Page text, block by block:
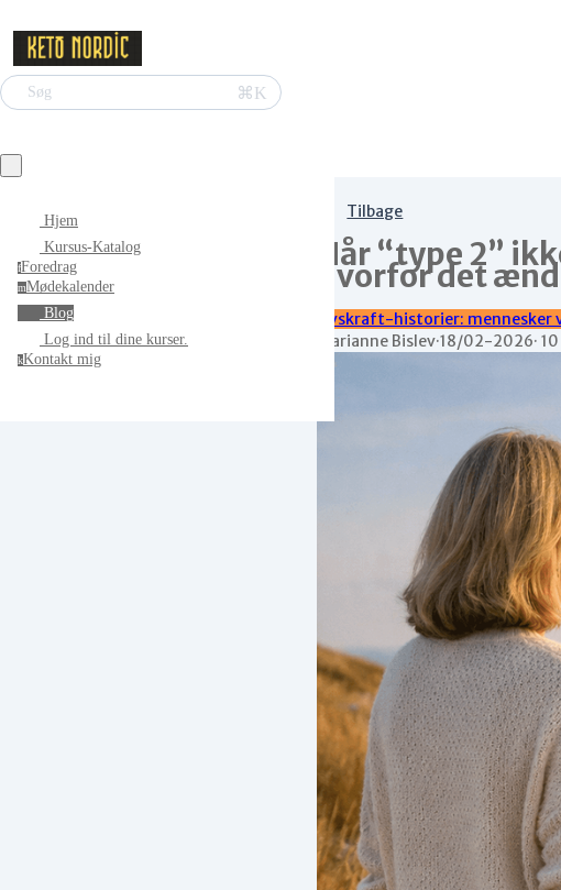
Søg ⌘K
Hjem
Kursus-Katalog
fForedrag
mMødekalender
Blog
Log ind til dine kurser.
kKontakt mig
Tilbage
Når “type 2”
hvorfor det
Livskraft-historier: mennesker
Marianne Bislev·18/02-2026·